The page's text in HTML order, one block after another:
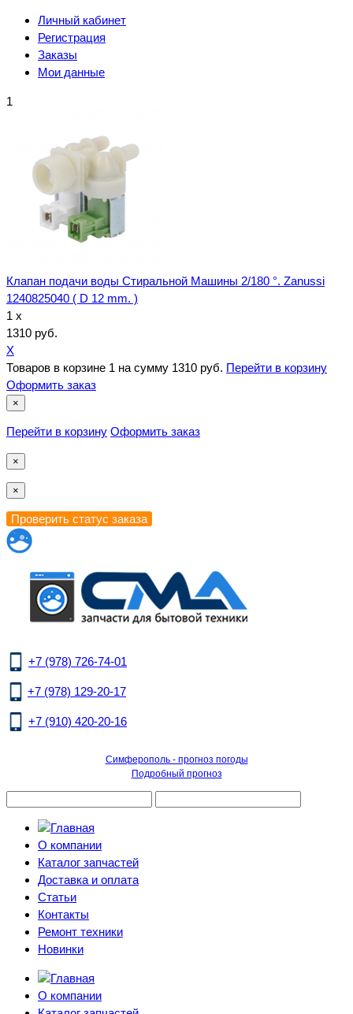
Личный кабинет
Регистрация
Заказы
Мои данные
1
Клапан подачи воды Стиральной Машины 2/180 °. Zanussi
1240825040 ( D 12 mm. )
1 x
1310 руб.
X
Товаров в корзине 1 на сумму 1310 руб. Перейти в корзину
Оформить заказ
×
Перейти в корзину Оформить заказ
×
×
+7 (978) 726-74-01
+7 (978) 129-20-17
+7 (910) 420-20-16
Симферополь - прогноз погоды
Подробный прогноз
О компании
Каталог запчастей
Доставка и оплата
Статьи
Контакты
Ремонт техники
Новинки
О компании